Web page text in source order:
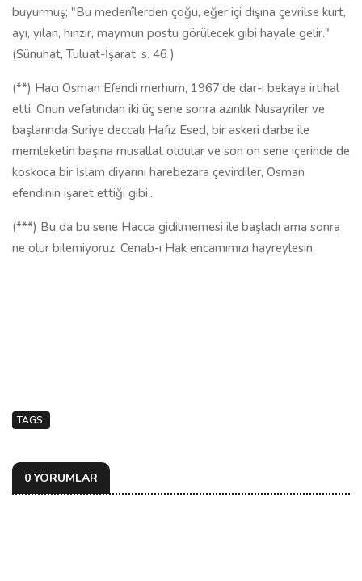
buyurmuş; "Bu medenîlerden çoğu, eğer içi dışına çevrilse kurt,
ayı, yılan, hınzır, maymun postu görülecek gibi hayale gelir."
(Sünuhat, Tuluat-İşarat, s. 46 )
(**) Hacı Osman Efendi merhum, 1967'de dar-ı bekaya irtihal
etti. Onun vefatından iki üç sene sonra azınlık Nusayriler ve
başlarında Suriye deccalı Hafız Esed, bir askeri darbe ile
memleketin başına musallat oldular ve son on sene içerinde de
koskoca bir İslam diyarını harebezara çevirdiler, Osman
efendinin işaret ettiği gibi..
(***) Bu da bu sene Hacca gidilmemesi ile başladı ama sonra
ne olur bilemiyoruz. Cenab-ı Hak encamımızı hayreylesin.
TAGS:
0 YORUMLAR